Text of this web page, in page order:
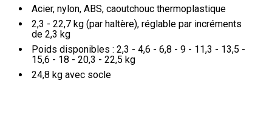
Acier, nylon, ABS, caoutchouc thermoplastique
2,3 - 22,7 kg (par haltère), réglable par incréments
de 2,3 kg
Poids disponibles : 2,3 - 4,6 - 6,8 - 9 - 11,3 - 13,5 -
15,6 - 18 - 20,3 - 22,5 kg
24,8 kg avec socle